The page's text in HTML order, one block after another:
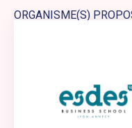
ORGANISME(S)